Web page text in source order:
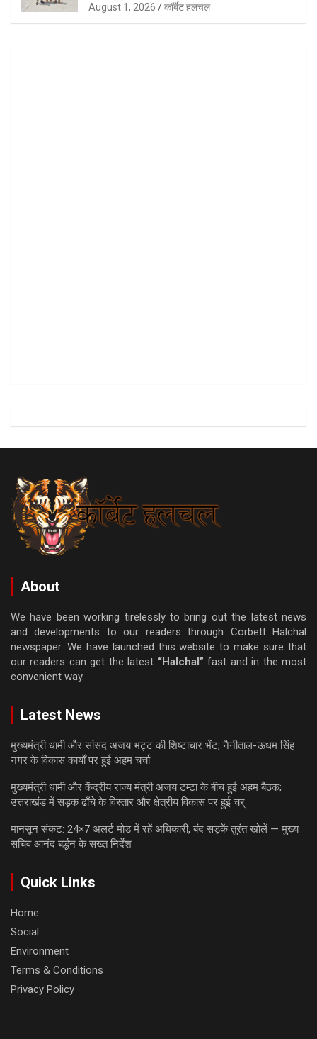
August 1, 2026 कॉर्बेट हलचल
About
We have been working tirelessly to bring out the latest news
and developments to our readers through Corbett Halchal
newspaper. We have launched this website to make sure that
our readers can get the latest “Halchal” fast and in the most
convenient way.
Latest News
मुख्यमंत्री धामी और सांसद अजय भट्ट की शिष्टाचार भेंट; नैनीताल-ऊधम सिंह
नगर के विकास कार्यों पर हुई अहम चर्चा
मुख्यमंत्री धामी और केंद्रीय राज्य मंत्री अजय टम्टा के बीच हुई अहम बैठक;
उत्तराखंड में सड़क ढाँचे के विस्तार और क्षेत्रीय विकास पर हुई चर्
मानसून संकट: 24×7 अलर्ट मोड में रहें अधिकारी, बंद सड़कें तुरंत खोलें — मुख्य
सचिव आनंद बर्द्धन के सख्त निर्देश
Quick Links
Home
Social
Environment
Terms & Conditions
Privacy Policy